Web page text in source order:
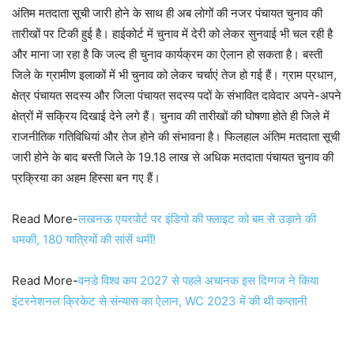
अंतिम मतदाता सूची जारी होने के साथ ही अब लोगों की नजर पंचायत चुनाव की
तारीखों पर टिकी हुई है। हाईकोर्ट में चुनाव में देरी को लेकर सुनवाई भी चल रही है
और माना जा रहा है कि जल्द ही चुनाव कार्यक्रम का ऐलान हो सकता है। बस्ती
जिले के ग्रामीण इलाकों में भी चुनाव को लेकर चर्चाएं तेज हो गई हैं। ग्राम प्रधान,
क्षेत्र पंचायत सदस्य और जिला पंचायत सदस्य पदों के संभावित दावेदार अपने-अपने
क्षेत्रों में सक्रिय दिखाई देने लगे हैं। चुनाव की तारीखों की घोषणा होते ही जिले में
राजनीतिक गतिविधियां और तेज होने की संभावना है। फिलहाल अंतिम मतदाता सूची
जारी होने के बाद बस्ती जिले के 19.18 लाख से अधिक मतदाता पंचायत चुनाव की
प्रक्रिया का अहम हिस्सा बन गए हैं।
Read More-लखनऊ एयरपोर्ट पर इंडिगो की फ्लाइट को बम से उड़ाने की
धमकी, 180 यात्रियों की सांसें थमीं!
Read More-वनडे विश्व कप 2027 से पहले अचानक इस दिग्गज ने किया
इंटरनेशनल क्रिकेट से संन्यास का ऐलान, WC 2023 में की थी कप्तानी